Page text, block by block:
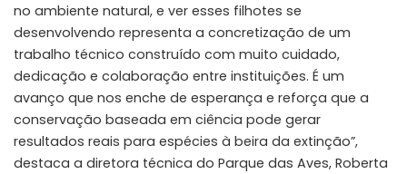
no ambiente natural, e ver esses filhotes se
desenvolvendo representa a concretização de um
trabalho técnico construído com muito cuidado,
dedicação e colaboração entre instituições. É um
avanço que nos enche de esperança e reforça que a
conservação baseada em ciência pode gerar
resultados reais para espécies à beira da extinção”,
destaca a diretora técnica do Parque das Aves, Roberta